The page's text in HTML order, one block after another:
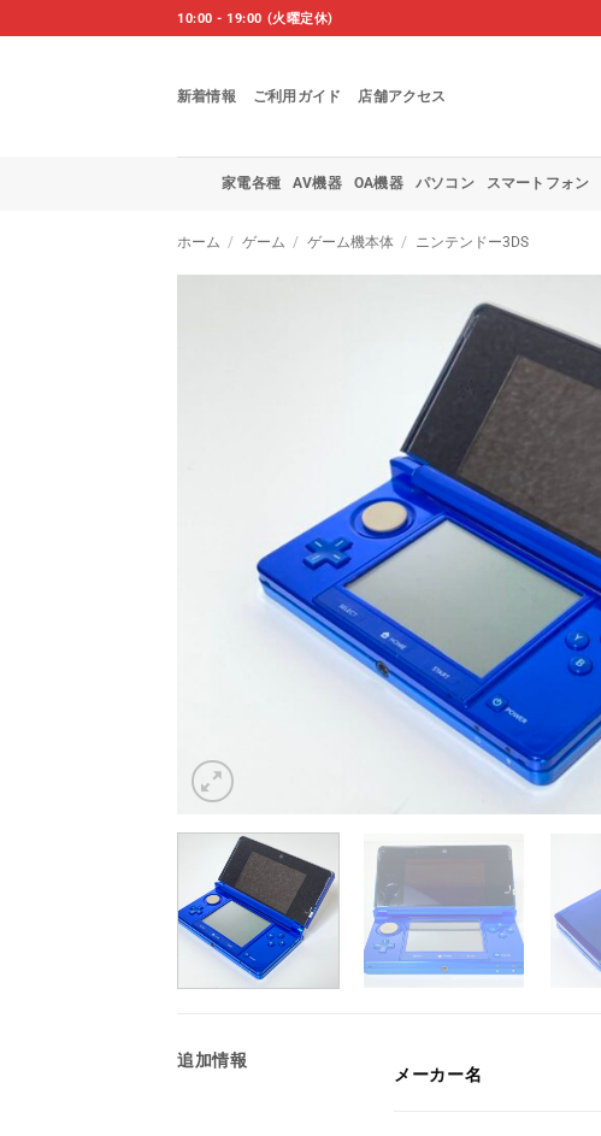
to
10:00 - 19:00 (火曜定休)
新着情報 ご利用ガイド 店舗アクセス
家電各種 AV機器 OA機器 パソコン スマートフォン
ホーム / ゲーム / ゲーム機本体 / ニンテンドー3DS
追加情報
メーカー名